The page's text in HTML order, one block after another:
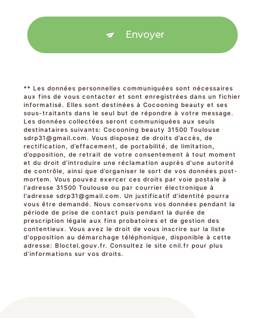
Envoyer
** Les données personnelles communiquées sont nécessaires
aux fins de vous contacter et sont enregistrées dans un fichier
informatisé. Elles sont destinées à Cocooning beauty et ses
sous-traitants dans le seul but de répondre à votre message.
Les données collectées seront communiquées aux seuls
destinataires suivants: Cocooning beauty 31500 Toulouse
sdrp31@gmail.com. Vous disposez de droits d’accès, de
rectification, d’effacement, de portabilité, de limitation,
d’opposition, de retrait de votre consentement à tout moment
et du droit d’introduire une réclamation auprès d’une autorité
de contrôle, ainsi que d’organiser le sort de vos données post-
mortem. Vous pouvez exercer ces droits par voie postale à
l'adresse 31500 Toulouse ou par courrier électronique à
l'adresse sdrp31@gmail.com. Un justificatif d'identité pourra
vous être demandé. Nous conservons vos données pendant la
période de prise de contact puis pendant la durée de
prescription légale aux fins probatoires et de gestion des
contentieux. Vous avez le droit de vous inscrire sur la liste
d'opposition au démarchage téléphonique, disponible à cette
adresse: Bloctel.gouv.fr. Consultez le site cnil.fr pour plus
d’informations sur vos droits.